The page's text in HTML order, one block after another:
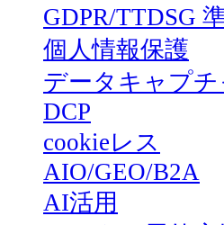
GDPR/TTDSG
個人情報保護
データキャプ
DCP
cookieレス
AIO/GEO/B2A
AI活用